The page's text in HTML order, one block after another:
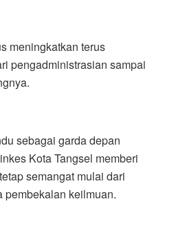
meningkatkan terus
pengadministrasian sampai
sebagai garda depan
Kota Tangsel memberi
semangat mulai dari
pembekalan keilmuan.